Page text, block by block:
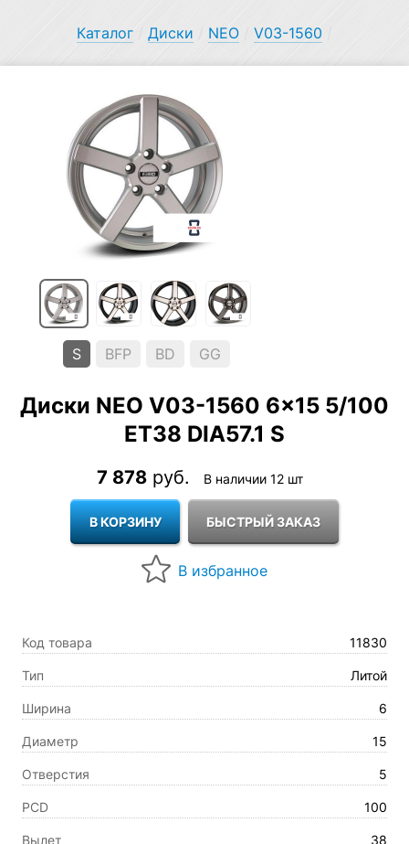
Каталог Диски NEO V03-1560
S BFP BD GG
Диски NEO V03-1560 6×15 5/100
ET38 DIA57.1 S
7 878 руб. В наличии 12 шт
Код товара 11830
Тип Литой
Ширина 6
Диаметр 15
Отверстия 5
PCD 100
Вылет 38